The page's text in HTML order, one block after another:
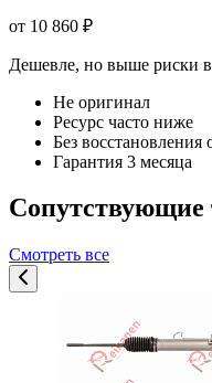
от 10 860 ₽
Дешевле, но выше риски
Не оригинал
Ресурс часто ниже
Без восстановления
Гарантия 3 месяца
Сопутствующие
Смотреть все